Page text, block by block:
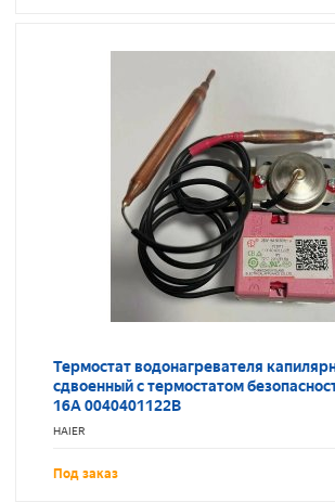
Термостат водонагревателя
сдвоенный с термостатом
16A 0040401122B
HAIER
Под заказ